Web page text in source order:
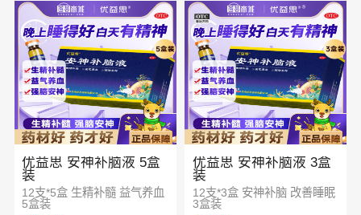
优益思 安神补脑液 5盒
装
12支*5盒 生精补髓 益气养血
5盒装
优益思 安神补脑液 3盒
装
12支*3盒 安神补脑 改善睡眠
3盒装